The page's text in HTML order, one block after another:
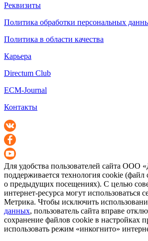
Реквизиты
Политика обработки персональных
Политика в области качества
Карьера
Directum Club
ECM-Journal
Контакты
Для удобства пользователей сайта ООО
поддерживается технология cookie
о предыдущих посещениях). С целью
интернет-ресурса могут использоваться
Метрика. Чтобы исключить
данных, пользователь сайта вправе
сохранение файлов cookie в настройках
использовать режим «инкогнито»